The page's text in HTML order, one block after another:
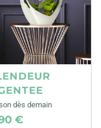
dès demain
€